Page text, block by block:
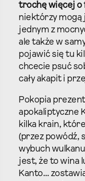
trochę więcej o
niektórzy mogą
jednym z
ale także w
pojawić się tu
chcecie psuć
cały akapit i
Pokopia
apokaliptyczne
kilka krain,
(przez powódź,
wybuch
jest, że to wina
Kanto…